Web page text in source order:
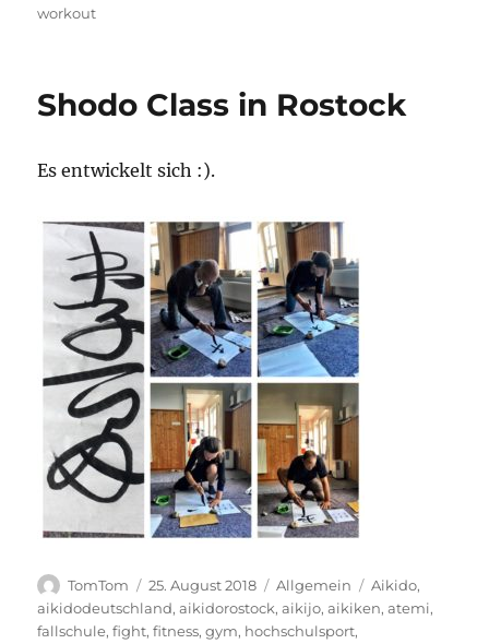
workout
Shodo Class in Rostock
Es entwickelt sich :).
Autor
TomTom
Veröffentlicht
am
25. August 2018 Kategorien
Allgemein Schlagwörter
Aikido,
aikidodeutschland,aikidorostock,aikijo,aikiken,atemi,
fallschule,fight,fitness,gym, hochschulsport,